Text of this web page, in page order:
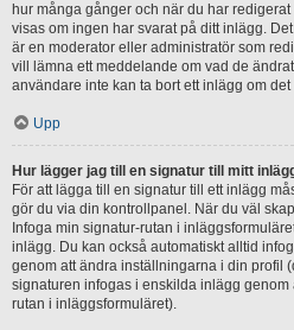
hur många gånger och när du har
visas om ingen har svarat på ditt inlägg.
är en moderator eller administratör som
vill lämna ett meddelande om vad de
användare inte kan ta bort ett inlägg om
Upp
Hur lägger jag till en signatur till mitt
För att lägga till en signatur till ett inlägg
gör du via din kontrollpanel. När du väl
Infoga min signatur-rutan i
inlägg. Du kan också automatiskt alltid
genom att ändra inställningarna i din profil
signaturen infogas i enskilda inlägg
rutan i inläggsformuläret).